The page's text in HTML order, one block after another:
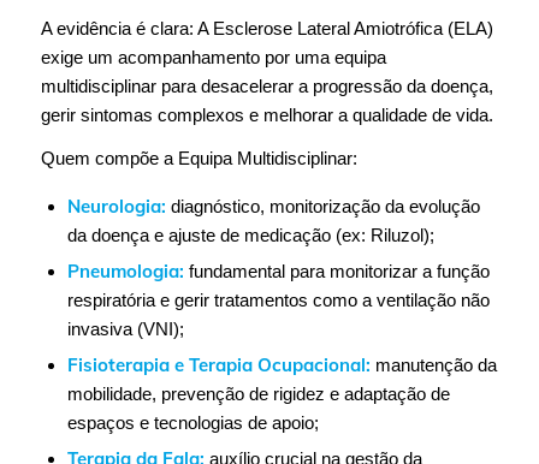
A evidência é clara: A Esclerose Lateral Amiotrófica (ELA)
exige um acompanhamento por uma equipa
multidisciplinar para desacelerar a progressão da doença,
gerir sintomas complexos e melhorar a qualidade de vida.
Quem compõe a Equipa Multidisciplinar:
Neurologia: diagnóstico, monitorização da evolução
da doença e ajuste de medicação (ex: Riluzol);
Pneumologia: fundamental para monitorizar a função
respiratória e gerir tratamentos como a ventilação não
invasiva (VNI);
Fisioterapiae Terapia Ocupacional: manutenção da
mobilidade, prevenção de rigidez e adaptação de
espaços e tecnologias de apoio;
Terapia da Fala: auxílio crucial na gestão da